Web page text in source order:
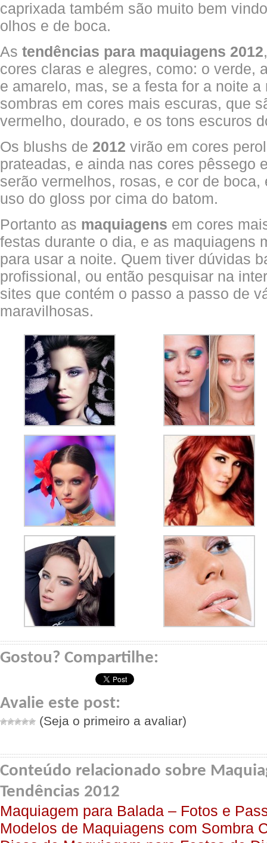
caprixada também são muito bem
olhos e de boca.
As tendências para maquiagens 2012
cores claras e alegres, como: o verde,
e amarelo, mas, se a festa for a noite
sombras em cores mais escuras, que
vermelho, dourado, e os tons escuros
Os blushs de 2012 virão em cores
prateadas, e ainda nas cores pêssego
serão vermelhos, rosas, e cor de
uso do gloss por cima do batom.
Portanto as maquiagens em cores
festas durante o dia, e as maquiagens
para usar a noite. Quem tiver dúvidas
profissional, ou então pesquisar na
sites que contém o passo a passo de
maravilhosas.
Gostou? Compartilhe:
Avalie este post:
(Seja o primeiro a avaliar)
Conteúdo relacionado sobre
Tendências 2012
Maquiagem para Balada – Fotos e
Modelos de Maquiagens com Sombra